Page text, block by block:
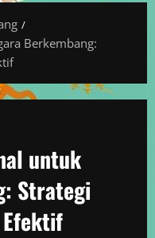
Berkembang:
untuk
Strategi
Efektif